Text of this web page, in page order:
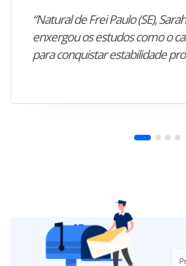
“Natural de Frei Paulo (SE),
enxergou os estudos como o
para conquistar estabilidade